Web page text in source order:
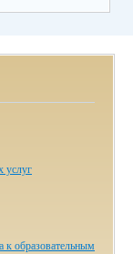
услуг
к образовательным